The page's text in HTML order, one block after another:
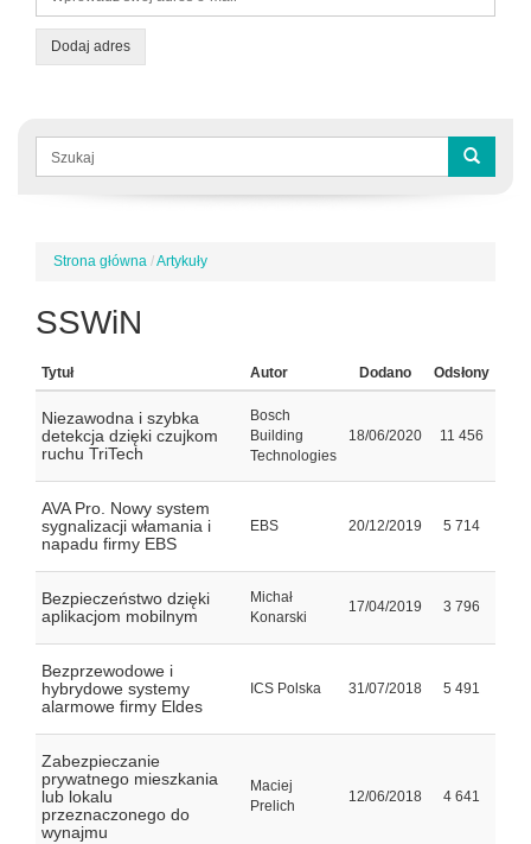
Dodaj adres
Formularz
wyszukiwania
Jesteś
Strona główna /Artykuły
SSWiN
Tytuł Autor Dodano Odsłony
Niezawodna i szybka
detekcja dzięki czujkom
ruchu TriTech
Bosch
Building
Technologies
18/06/2020 11 456
AVA Pro. Nowy system
sygnalizacji włamania i
napadu firmy EBS
EBS 20/12/2019 5 714
Bezpieczeństwo dzięki
aplikacjom mobilnym
Michał
Konarski
17/04/2019 3 796
Bezprzewodowe i
hybrydowe systemy
alarmowe firmy Eldes
ICS Polska 31/07/2018 5 491
Zabezpieczanie
prywatnego mieszkania
lub lokalu
przeznaczonego do
wynajmu
Maciej
Prelich
12/06/2018 4 641